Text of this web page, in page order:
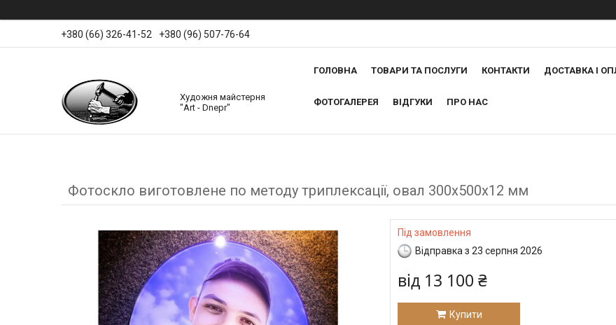
+380 (66) 326-41-52 +380 (96) 507-76-64
Художня майстерня
"Art - Dnepr"
ГОЛОВНА ТОВАРИ ТА ПОСЛУГИ КОНТАКТИ ДОСТАВКА І
ФОТОГАЛЕРЕЯ ВІДГУКИ ПРО НАС
Фотоскло виготовлене по методу триплексації, овал 300х500х12 мм
Під замовлення
Відправка з 23 серпня 2026
від 13 100 ₴
Купити